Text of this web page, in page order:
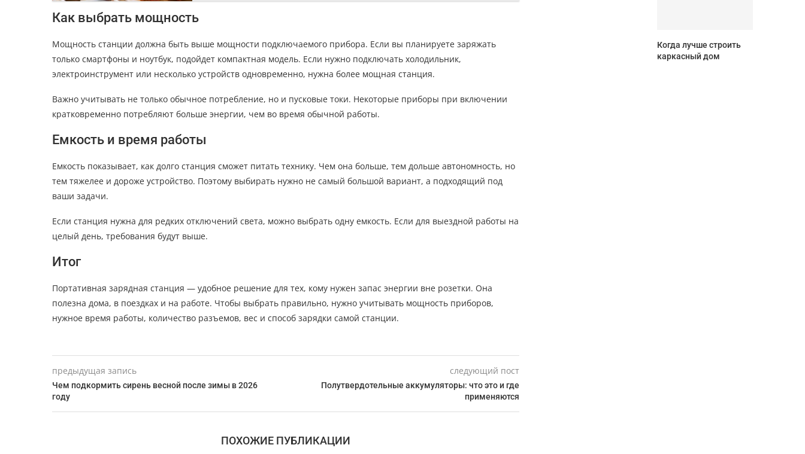
Как выбрать мощность
Мощность станции должна быть выше мощности подключаемого прибора. Если вы планируете заряжать
только смартфоны и ноутбук, подойдет компактная модель. Если нужно подключать холодильник,
электроинструмент или несколько устройств одновременно, нужна более мощная станция.
Важно учитывать не только обычное потребление, но и пусковые токи. Некоторые приборы при включении
кратковременно потребляют больше энергии, чем во время обычной работы.
Емкость и время работы
Емкость показывает, как долго станция сможет питать технику. Чем она больше, тем дольше автономность, но
тем тяжелее и дороже устройство. Поэтому выбирать нужно не самый большой вариант, а подходящий под
ваши задачи.
Если станция нужна для редких отключений света, можно выбрать одну емкость. Если для выездной работы на
целый день, требования будут выше.
Итог
Портативная зарядная станция — удобное решение для тех, кому нужен запас энергии вне розетки. Она
полезна дома, в поездках и на работе. Чтобы выбрать правильно, нужно учитывать мощность приборов,
нужное время работы, количество разъемов, вес и способ зарядки самой станции.
предыдущая запись
Чем подкормить сирень весной после зимы в 2026
году
следующий пост
Полутвердотельные аккумуляторы: что это и где
применяются
ПОХОЖИЕ ПУБЛИКАЦИИ
Когда лучше строить
каркасный дом